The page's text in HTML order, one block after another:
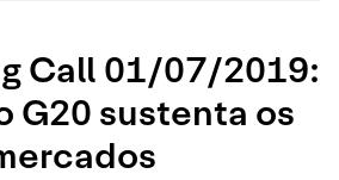
Call 01/07/2019:
G20 sustenta os